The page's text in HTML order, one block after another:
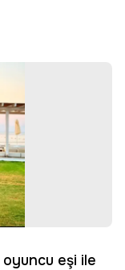
eşi ile